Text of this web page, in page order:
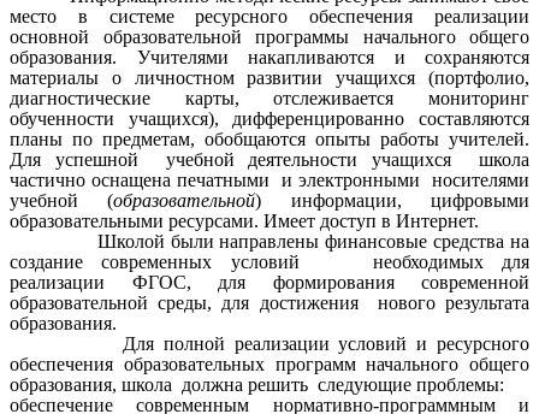
место в системе ресурсного обеспечения реализации
основной образовательной программы начального общего
образования. Учителями накапливаются и сохраняются
материалы о личностном развитии учащихся (портфолио,
диагностические карты, отслеживается мониторинг
обученности учащихся), дифференцированно составляются
планы по предметам, обобщаются опыты работы учителей.
Для успешной учебной деятельности учащихся школа
частично оснащена печатными и электронными носителями
учебной (образовательной) информации, цифровыми
образовательными ресурсами. Имеет доступ в Интернет.
Школой были направлены финансовые средства на
создание современных условий необходимых для
реализации ФГОС, для формирования современной
образовательной среды, для достижения нового результата
образования.
Для полной реализации условий и ресурсного
обеспечения образовательных программ начального общего
образования, школа должна решить следующие проблемы:
обеспечение современным нормативно-программным и